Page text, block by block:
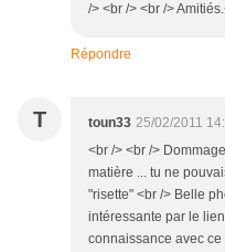
/> <br /> <br />
Répondre
T toun33 25/02/2011
<br /> <br />
matière ... tu ne
"risette" <br /> Belle
intéressante par le
connaissance avec